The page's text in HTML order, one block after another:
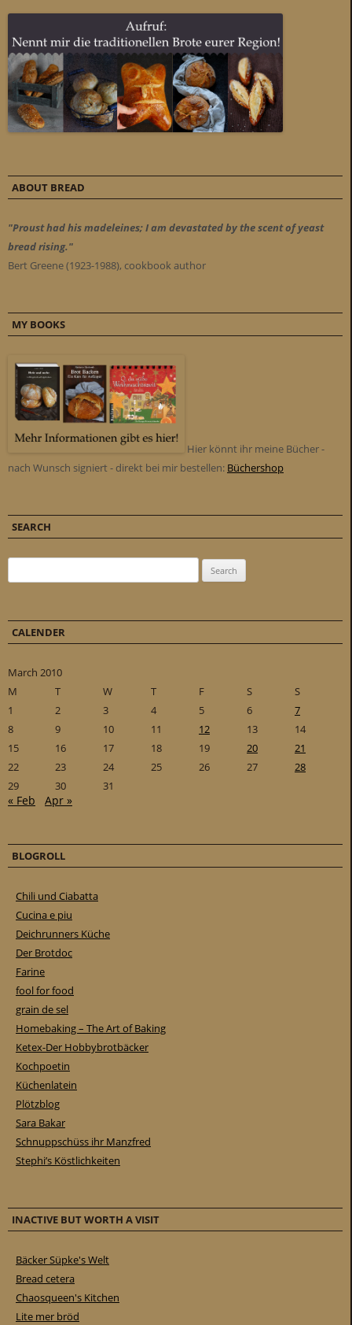
ABOUT BREAD
"Proust had his madeleines; I am devastated by the scent of yeast
bread rising."
Bert Greene (1923-1988), cookbook author
MY BOOKS
Hier könnt ihr meine Bücher -
nach Wunsch signiert - direkt bei mir bestellen: Büchershop
SEARCH
CALENDER
March 2010
M
T W T F S
S
1
2 3 4 5 6
7
8
9 10 11 12 13
14
15
16 17 18 19 20
21
22
23 24 25 26 27
28
29
30 31
« Feb Apr »
BLOGROLL
Chili und Ciabatta
Cucina e piu
Deichrunners Küche
Der Brotdoc
Farine
fool for food
grain de sel
Homebaking – The Art of Baking
Ketex-Der Hobbybrotbäcker
Kochpoetin
Küchenlatein
Plötzblog
Sara Bakar
Schnuppschüss ihr Manzfred
Stephi’s Köstlichkeiten
INACTIVE BUT WORTH A VISIT
Bäcker Süpke's Welt
Bread cetera
Chaosqueen's Kitchen
Lite mer bröd